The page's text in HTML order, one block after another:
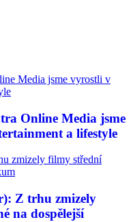
Online Media jsme
a lifestyle
Z trhu zmizely
na dospělejší